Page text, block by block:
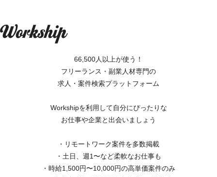
66,500人以上が使う！
フリーランス・副業人材専門の
求人・案件検索プラットフォーム
Workshipを利用して自分にぴったりな
お仕事や企業と出会いましょう
・リモートワーク案件を多数掲載
・土日、週1〜など柔軟なお仕事も
・時給1,500円〜10,000円の高単価案件のみ